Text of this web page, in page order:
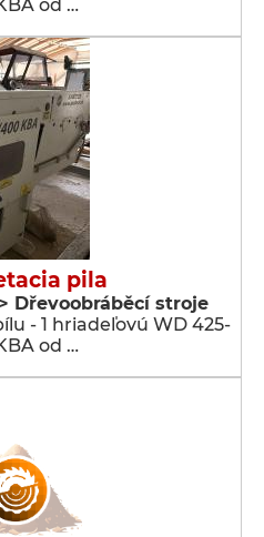
od …
pila
Dřevoobráběcí stroje
- 1 hriadeľovú WD 425-
od …